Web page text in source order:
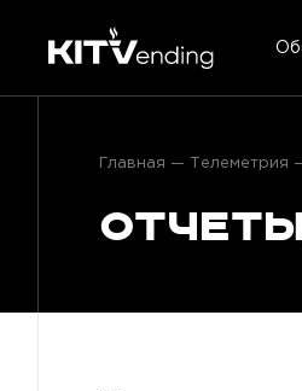
Главная Телеметрия